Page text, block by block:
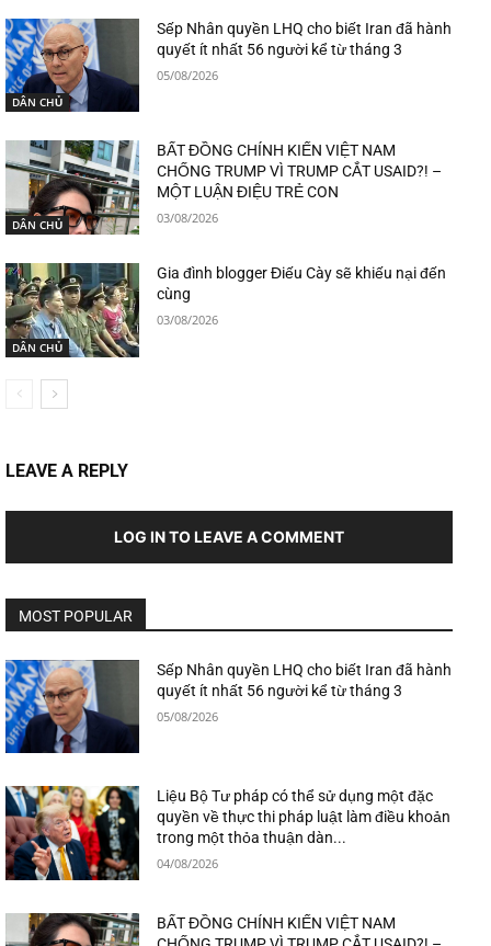
DÂN CHỦ
Sếp Nhân quyền LHQ cho biết Iran đã hành
quyết ít nhất 56 người kể từ tháng 3
05/08/2026
DÂN CHỦ
BẤT ĐỒNG CHÍNH KIẾN VIỆT NAM
CHỐNG TRUMP VÌ TRUMP CẮT USAID?! –
MỘT LUẬN ĐIỆU TRẺ CON
03/08/2026
DÂN CHỦ
Gia đình blogger Điếu Cày sẽ khiếu nại đến
cùng
03/08/2026
LEAVE A REPLY
LOG IN TO LEAVE A COMMENT
MOST POPULAR
Sếp Nhân quyền LHQ cho biết Iran đã hành
quyết ít nhất 56 người kể từ tháng 3
05/08/2026
Liệu Bộ Tư pháp có thể sử dụng một đặc
quyền về thực thi pháp luật làm điều khoản
trong một thỏa thuận dàn...
04/08/2026
BẤT ĐỒNG CHÍNH KIẾN VIỆT NAM